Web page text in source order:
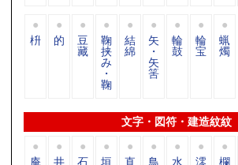
枡 的 豆
藏
鞠
挟
み
・
鞠
結
綿
矢
・
矢
筈
輪
鼓
輪
宝
蝋
燭
文字・図符・建造紋紋
庵 井 石 垣 直 鳥 水 澪 欄